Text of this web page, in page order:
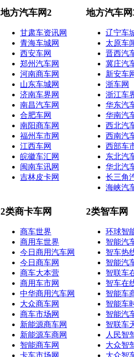
地方汽车网2
甘肃车资讯网
青海车城网
西安车网
郑州汽车网
河南商车网
山东车城网
济南车界网
南昌汽车网
合肥车网
南阳商车网
福州车市网
江西车网
皖徽车汇网
闽南车讯网
吉林皮卡网
地方汽车网
辽宁车
太原车
晋西汽
冀庄汽
新安车
浙车网
浙江车
华东汽
华南汽
西北汽
西南汽
西部车
东北汽
华北汽
长三角
海峡汽
2类商卡车网
商车世界
商用车世界
今日商用汽车网
今日商车网
商车大本营
商用车市网
中华商用汽车网
大众商车网
商车市场网
新能源商车网
新能源车商网
智能商车网
2类智车网
环球智
智能汽
智车热
智能汽
智联车
智车在
智能车
智能车
智能汽
智联车
人民智
大众智